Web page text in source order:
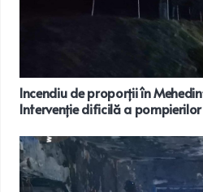
Incendiu de proporții în
Intervenție dificilă a pompierilor